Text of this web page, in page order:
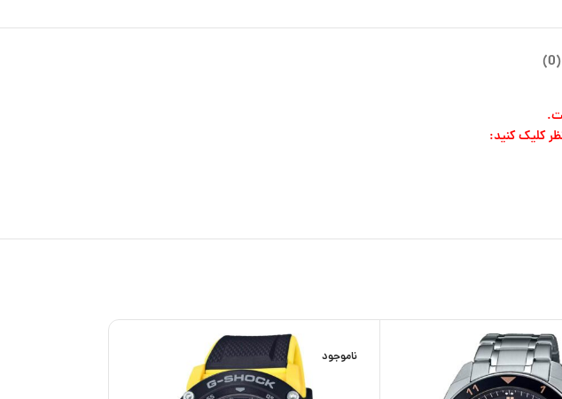
کلیک کنید:
ناموجود